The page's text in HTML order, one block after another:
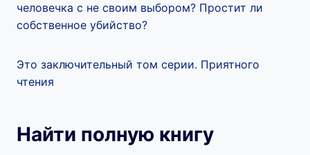
человечка с не своим выбором? Простит ли
собственное убийство?
Это заключительный том серии. Приятного
чтения
Найти полную книгу